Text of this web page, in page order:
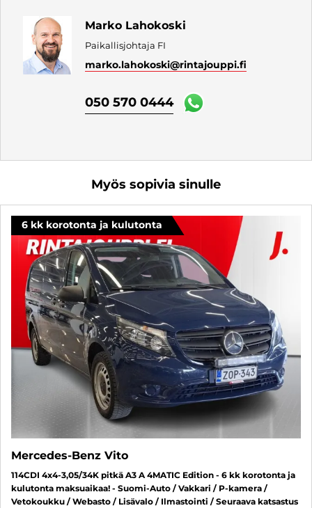
Marko Lahokoski
Paikallisjohtaja FI
marko.lahokoski@rintajouppi.fi
050 570 0444
Myös sopivia sinulle
6 kk korotonta ja kulutonta
Mercedes-Benz Vito
114CDI 4x4-3,05/34K pitkä A3 A 4MATIC Edition - 6 kk korotonta ja
kulutonta maksuaikaa! - Suomi-Auto / Vakkari / P-kamera /
Vetokoukku / Webasto / Lisävalo / Ilmastointi / Seuraava katsastus